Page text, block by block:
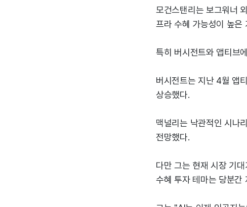
모건스탠리는 보그워너
프라 수혜 가능성이 높은
특히 버시전트와 앱티브
버시전트는 지난 4월 앱
상승했다.
맥널리는 낙관적인 시나
전망했다.
다만 그는 현재 시장 기
수혜 투자 테마는 당분간